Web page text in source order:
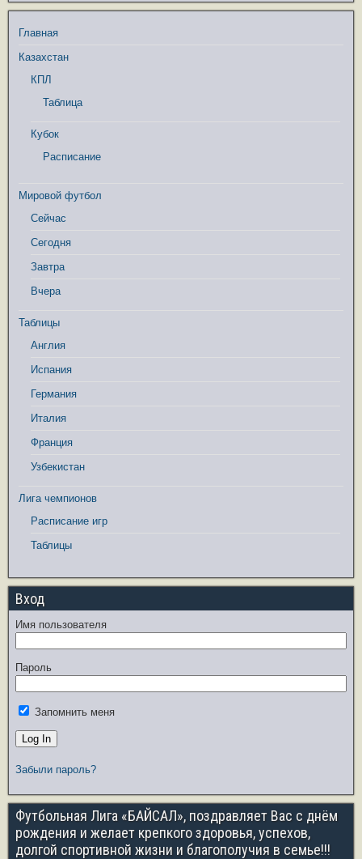
Главная
Казахстан
КПЛ
Таблица
Кубок
Расписание
Мировой футбол
Сейчас
Сегодня
Завтра
Вчера
Таблицы
Англия
Испания
Германия
Италия
Франция
Узбекистан
Лига чемпионов
Расписание игр
Таблицы
Вход
Имя пользователя
Пароль
Запомнить меня
Забыли пароль?
Футбольная Лига «БАЙСАЛ», поздравляет Вас с днём
рождения и желает крепкого здоровья, успехов,
долгой спортивной жизни и благополучия в семье!!!